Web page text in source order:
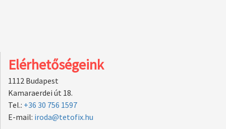
Elérhetőségeink
1112 Budapest
Kamaraerdei út 18.
Tel.: +36 30 756 1597
E-mail: iroda@tetofix.hu